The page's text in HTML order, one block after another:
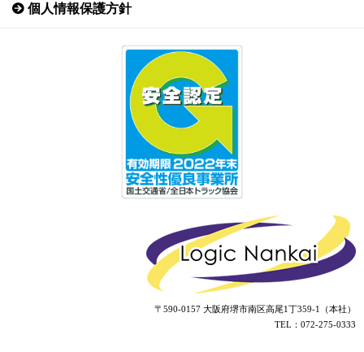
個人情報保護方針
〒590-0157 大阪府堺市南区高尾1丁359-1（本社）
TEL：072-275-0333